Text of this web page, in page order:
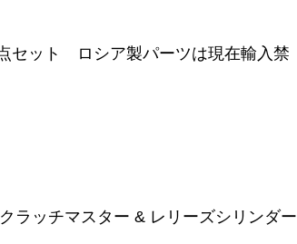
セット ロシア製パーツは現在輸入禁
ラッチマスター & レリーズシリンダー